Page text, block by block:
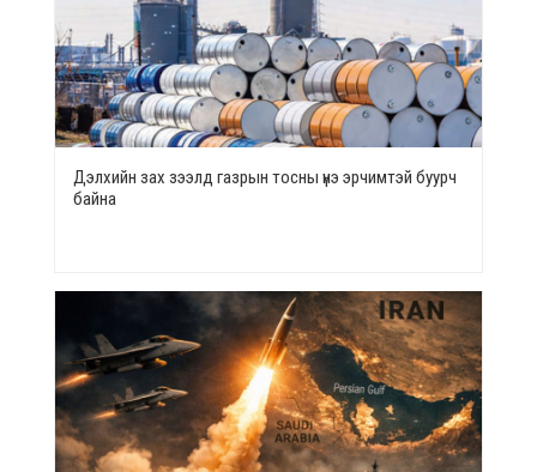
Дэлхийн зах зээлд газрын тосны үнэ эрчимтэй буурч
байна